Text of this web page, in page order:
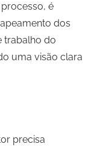
é
dos
trabalho do
uma visão clara
precisa